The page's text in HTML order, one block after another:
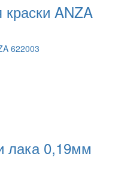
ANZA
лака 0,19мм